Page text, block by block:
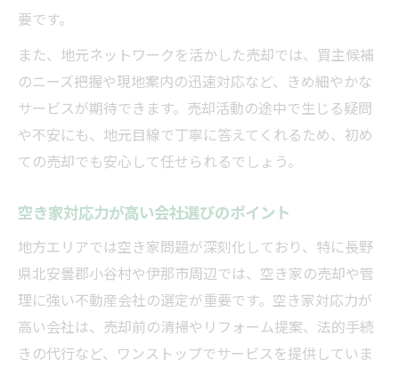
要です。
また、地元ネットワークを活かした売却では、買主候補
のニーズ把握や現地案内の迅速対応など、きめ細やかな
サービスが期待できます。売却活動の途中で生じる疑問
や不安にも、地元目線で丁寧に答えてくれるため、初め
ての売却でも安心して任せられるでしょう。
空き家対応力が高い会社選びのポイント
地方エリアでは空き家問題が深刻化しており、特に長野
県北安曇郡小谷村や伊那市周辺では、空き家の売却や管
理に強い不動産会社の選定が重要です。空き家対応力が
高い会社は、売却前の清掃やリフォーム提案、法的手続
きの代行など、ワンストップでサービスを提供していま